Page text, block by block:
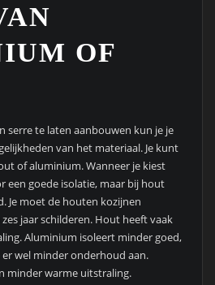
OF
serre te laten aanbouwen kun je je
van het materiaal. Je kunt
of aluminium. Wanneer je kiest
een goede isolatie, maar bij hout
Je moet de houten kozijnen
jaar schilderen. Hout heeft vaak
Aluminium isoleert minder goed,
wel minder onderhoud aan.
minder warme uitstraling.